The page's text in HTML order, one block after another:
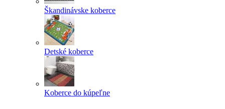
Škandinávske koberce
Detské koberce
Koberce do kúpeľne